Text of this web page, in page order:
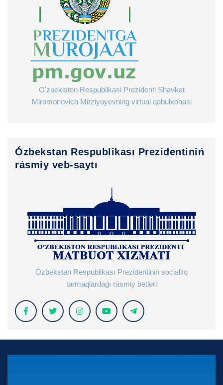
O'zbekiston Respublikasi Prezidenti Shavkat
Miromonovich Mirziyoyevning virtual qabulxonasi
Ózbekstan Respublikası Prezidentiniń
rásmiy veb-saytı
Ózbekstan Respublikası Prezidentiniń sociallıq
tarmaqlardaǵı rásmiy betleri